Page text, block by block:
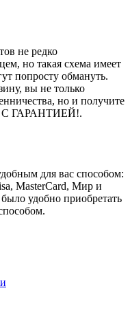
не редко
но такая схема имеет
попросту обмануть.
вы не только
но и получите
С ГАРАНТИЕЙ!.
для вас способом:
MasterCard, Мир и
удобно приобретать